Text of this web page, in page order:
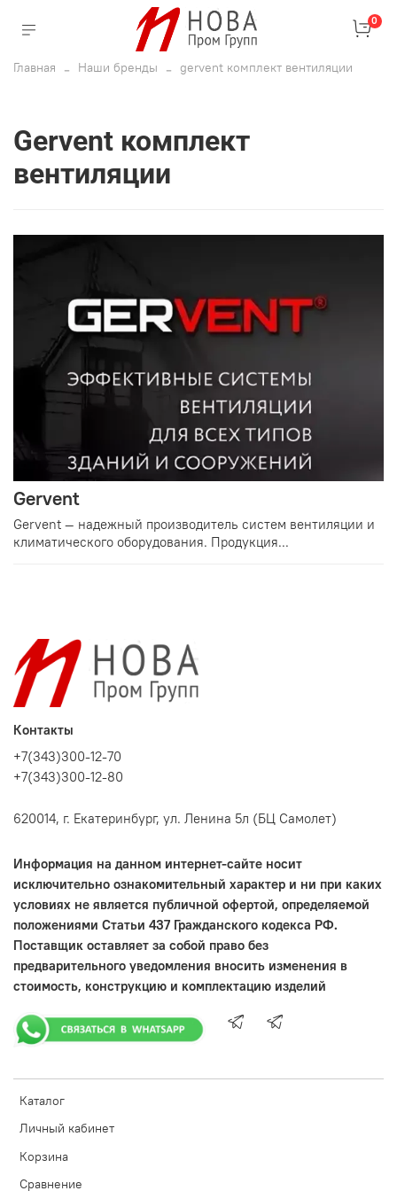
0
Главная Наши бренды gervent комплект вентиляции
gervent комплект
вентиляции
Gervent
Gervent — надежный производитель систем вентиляции и
климатического оборудования. Продукция...
Каталог
Личный кабинет
Корзина
Сравнение
Контакты
+7(343)300-12-70
+7(343)300-12-80
620014, г. Екатеринбург, ул. Ленина 5л (БЦ Самолет)
Информация на данном интернет-сайте носит
исключительно ознакомительный характер и ни при каких
условиях не является публичной офертой, определяемой
положениями Статьи 437 Гражданского кодекса РФ.
Поставщик оставляет за собой право без
предварительного уведомления вносить изменения в
стоимость, конструкцию и комплектацию изделий